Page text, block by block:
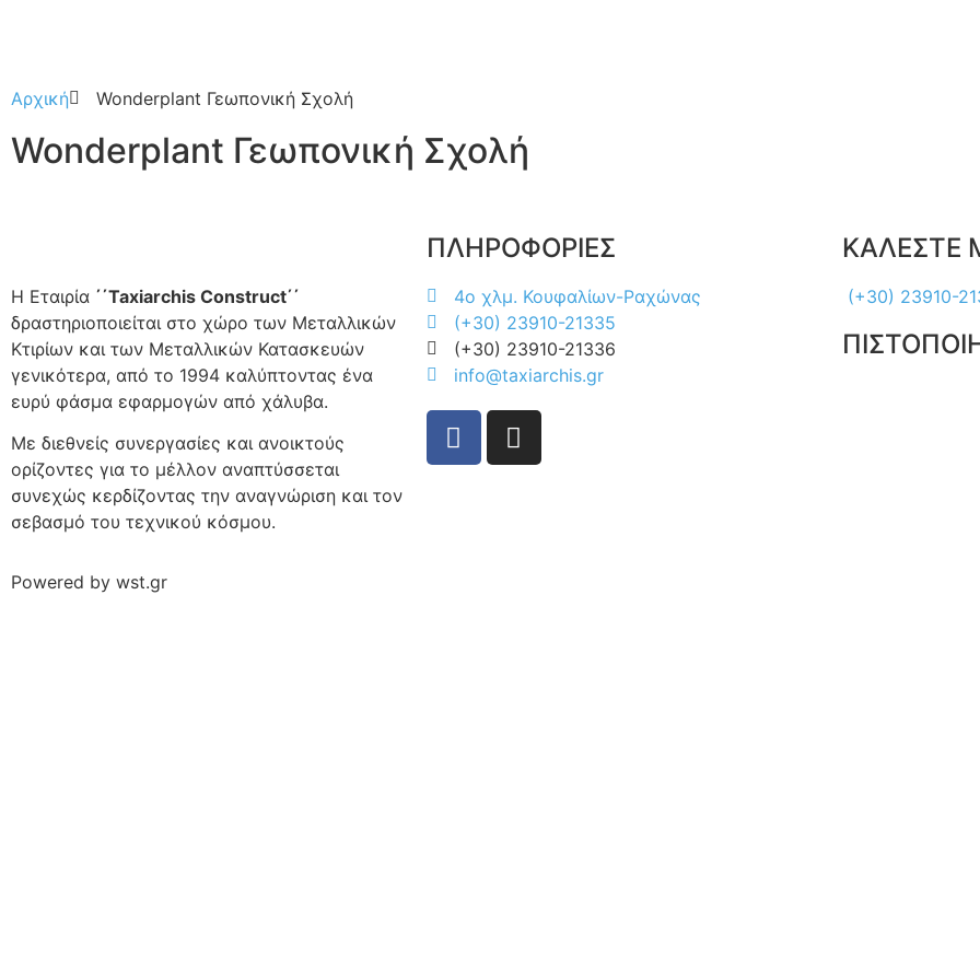
Αρχική Wonderplant Γεωπονική Σχολή
Wonderplant Γεωπονική Σχολή
Η Εταιρία ΄΄Taxiarchis Construct΄΄
δραστηριοποιείται στο χώρο των Μεταλλικών
Κτιρίων και των Μεταλλικών Κατασκευών
γενικότερα, από το 1994 καλύπτοντας ένα
ευρύ φάσµα εφαρµογών από χάλυβα.
Με διεθνείς συνεργασίες και ανοικτούς
ορίζοντες για το μέλλον αναπτύσσεται
συνεχώς κερδίζοντας την αναγνώριση και τον
σεβασμό του τεχνικού κόσμου.
ΠΛΗΡΟΦΟΡΙΕΣ
4ο χλμ. Κουφαλίων-Ραχώνας
(+30) 23910-21335
(+30) 23910-21336
info@taxiarchis.gr
ΚΑΛΕΣΤΕ
(+30) 23910-
Powered by wst.gr